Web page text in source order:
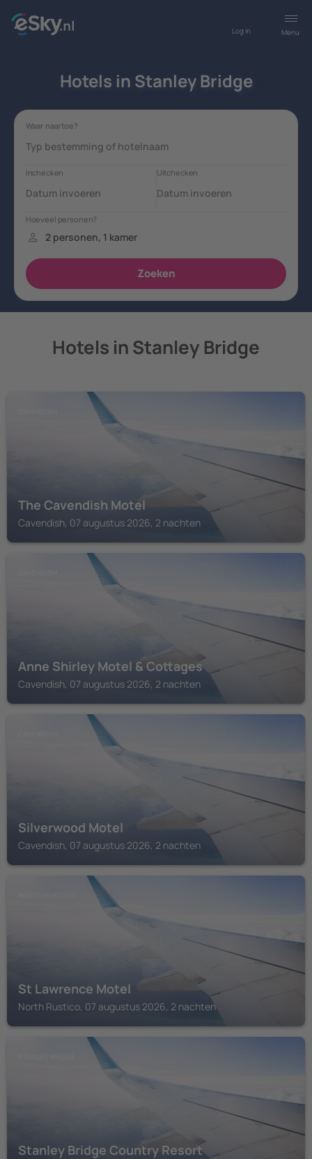
Menu
Log in
Hotels in Stanley Bridge
Hotels in Stanley Bridge
The Cavendish Motel
Cavendish, 07 augustus 2026, 2 nachten
Anne Shirley Motel & Cottages
Cavendish, 07 augustus 2026, 2 nachten
Silverwood Motel
Cavendish, 07 augustus 2026, 2 nachten
St Lawrence Motel
North Rustico, 07 augustus 2026, 2 nachten
Stanley Bridge Country Resort